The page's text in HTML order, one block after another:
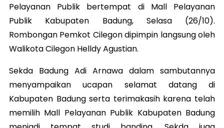
Pelayanan Publik bertempat di Mall Pelayanan
Publik Kabupaten Badung, Selasa (26/10).
Rombongan Pemkot Cilegon dipimpin langsung oleh
Walikota Cilegon Helldy Agustian.
Sekda Badung Adi Arnawa dalam sambutannya
menyampaikan ucapan selamat datang di
Kabupaten Badung serta terimakasih karena telah
memilih Mall Pelayanan Publik Kabupaten Badung